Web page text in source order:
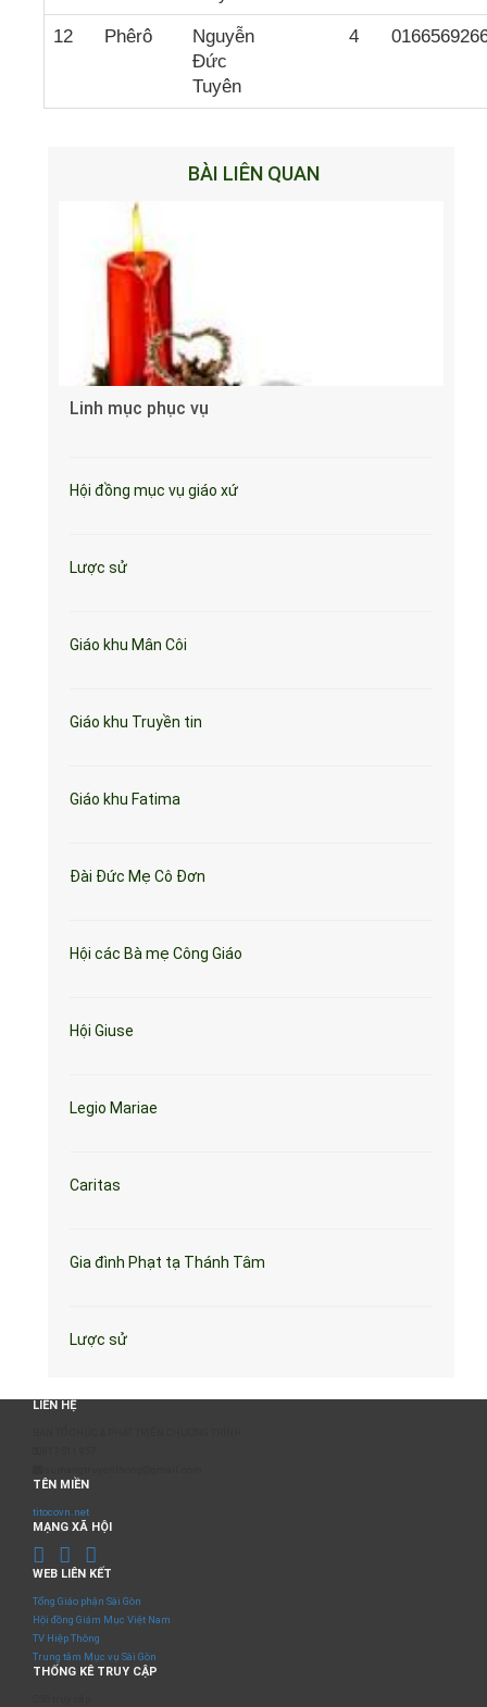
12 Phêrô
Nguyễn
Đức
Tuyên
4
BÀI LIÊN QUAN
Linh mục phục vụ
Hội đồng mục vụ giáo xứ
Lược sử
Giáo khu Mân Côi
Giáo khu Truyền tin
Giáo khu Fatima
Đài Đức Mẹ Cô Đơn
Hội các Bà mẹ Công Giáo
Hội Giuse
Legio Mariae
Caritas
Gia đình Phạt tạ Thánh Tâm
Lược sử
LIÊN HỆ
TÊN MIỀN
titocovn.net
MẠNG XÃ HỘI
WEB LIÊN KẾT
Tổng Giáo phận Sài Gòn
Hội đồng Giám Mục Việt Nam
TV Hiệp Thông
Trung tâm Mục vụ Sài Gòn
THỐNG KÊ TRUY CẬP